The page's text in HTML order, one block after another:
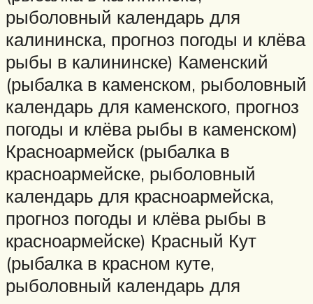
рыболовный календарь для
калининска, прогноз погоды и клёва
рыбы в калининске) Каменский
(рыбалка в каменском, рыболовный
календарь для каменского, прогноз
погоды и клёва рыбы в каменском)
Красноармейск (рыбалка в
красноармейске, рыболовный
календарь для красноармейска,
прогноз погоды и клёва рыбы в
красноармейске) Красный Кут
(рыбалка в красном куте,
рыболовный календарь для